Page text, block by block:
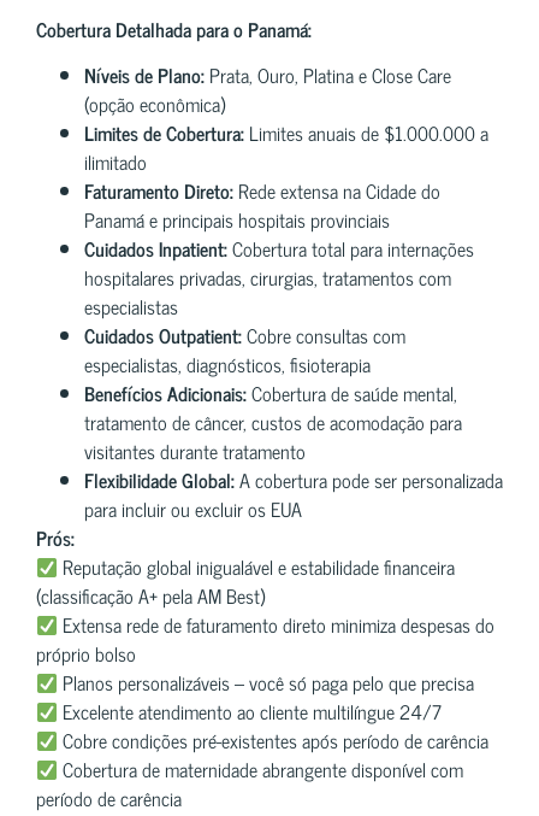
Cobertura Detalhada para o Panamá:
Níveis de Plano:Prata, Ouro, Platina e Close Care
(opção econômica)
Limites de Cobertura:Limites anuais de $1.000.000 a
ilimitado
Faturamento Direto:Rede extensa na Cidade do
Panamá e principais hospitais provinciais
Cuidados Inpatient:Cobertura total para internações
hospitalares privadas, cirurgias, tratamentos com
especialistas
Cuidados Outpatient:Cobre consultas com
especialistas, diagnósticos, fisioterapia
Benefícios Adicionais:Cobertura de saúde mental,
tratamento de câncer, custos de acomodação para
visitantes durante tratamento
Flexibilidade Global:A cobertura pode ser personalizada
para incluir ou excluir os EUA
Prós:
Reputação global inigualável e estabilidade financeira
(classificação A+ pela AM Best)
Extensa rede de faturamento direto minimiza despesas do
próprio bolso
Planos personalizáveis – você só paga pelo que precisa
Excelente atendimento ao cliente multilíngue 24/7
Cobre condições pré-existentes após período de carência
Cobertura de maternidade abrangente disponível com
período de carência